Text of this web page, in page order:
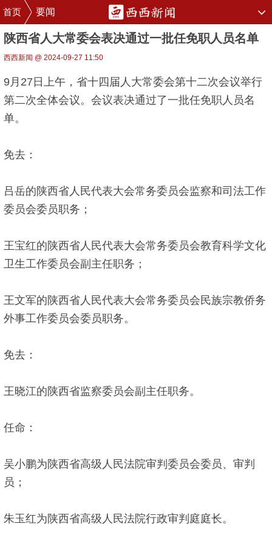
首页 要闻
陕西省人大常委会表决通过一批任免职人员名单
西西新闻 @ 2024-09-27 11:50
9月27日上午，省十四届人大常委会第十二次会议举行
第二次全体会议。会议表决通过了一批任免职人员名
单。
免去：
吕岳的陕西省人民代表大会常务委员会监察和司法工作
委员会委员职务；
王宝红的陕西省人民代表大会常务委员会教育科学文化
卫生工作委员会副主任职务；
王文军的陕西省人民代表大会常务委员会民族宗教侨务
外事工作委员会委员职务。
免去：
王晓江的陕西省监察委员会副主任职务。
任命：
吴小鹏为陕西省高级人民法院审判委员会委员、审判
员；
朱玉红为陕西省高级人民法院行政审判庭庭长。